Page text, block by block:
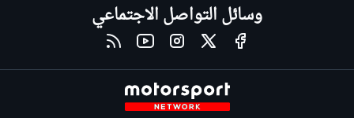
وسائل التواصل الاجتماعي